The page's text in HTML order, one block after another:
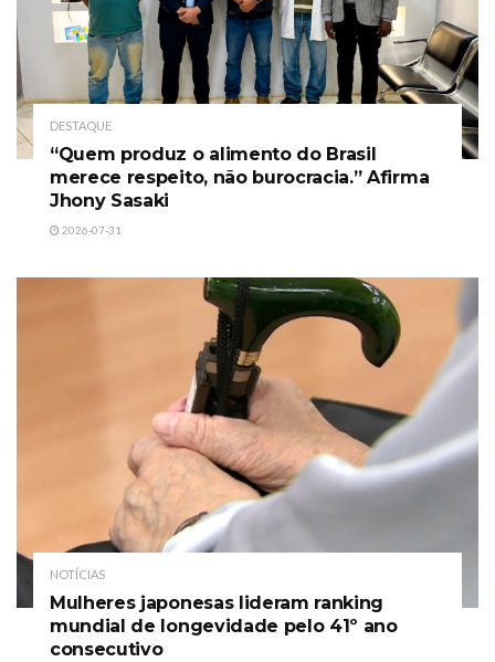
DESTAQUE
“Quem produz o alimento do Brasil
merece respeito, não burocracia.” Afirma
Jhony Sasaki
2026-07-31
NOTÍCIAS
Mulheres japonesas lideram ranking
mundial de longevidade pelo 41º ano
consecutivo